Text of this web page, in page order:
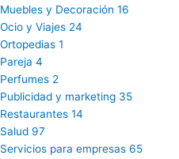
Muebles y Decoración 16
Ocio y Viajes 24
Ortopedias 1
Pareja 4
Perfumes 2
Publicidad y marketing 35
Restaurantes 14
Salud 97
Servicios para empresas 65